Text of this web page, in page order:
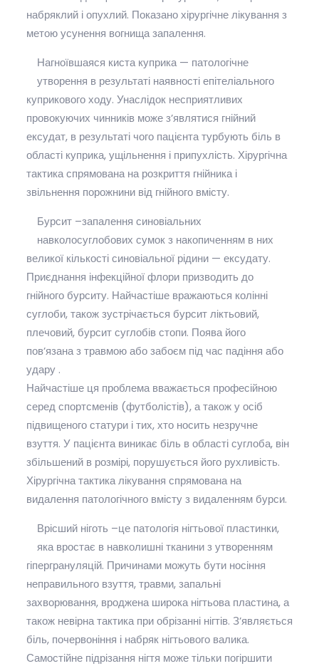
набряклий і опухлий. Показано хірургічне лікування з
метою усунення вогнища запалення.
Нагноївшаяся киста куприка — патологічне
утворення в результаті наявності епітеліального
куприкового ходу. Унаслідок несприятливих
провокуючих чинників може з’являтися гнійний
ексудат, в результаті чого пацієнта турбують біль в
області куприка, ущільнення і припухлість. Хірургічна
тактика спрямована на розкриття гнійника і
звільнення порожнини від гнійного вмісту.
Бурсит –запалення синовіальних
навколосуглобових сумок з накопиченням в них
великої кількості синовіальної рідини — ексудату.
Приєднання інфекційної флори призводить до
гнійного бурситу. Найчастіше вражаються колінні
суглоби, також зустрічається бурсит ліктьовий,
плечовий, бурсит суглобів стопи. Поява його
пов’язана з травмою або забоєм під час падіння або
удару .
Найчастіше ця проблема вважається професійною
серед спортсменів (футболістів), а також у осіб
підвищеного статури і тих, хто носить незручне
взуття. У пацієнта виникає біль в області суглоба, він
збільшений в розмірі, порушується його рухливість.
Хірургічна тактика лікування спрямована на
видалення патологічного вмісту з видаленням бурси.
Врісший ніготь –це патологія нігтьової пластинки,
яка вростає в навколишні тканини з утворенням
гіпергрануляцій. Причинами можуть бути носіння
неправильного взуття, травми, запальні
захворювання, вроджена широка нігтьова пластина, а
також невірна тактика при обрізанні нігтів. З’являється
біль, почервоніння і набряк нігтьового валика.
Самостійне підрізання нігтя може тільки погіршити